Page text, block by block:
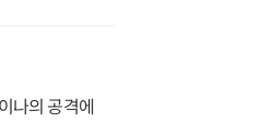
나의 공격에